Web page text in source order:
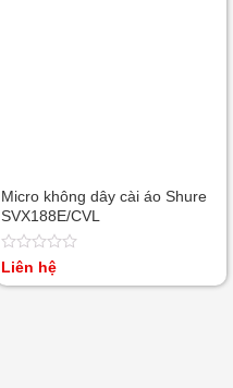
Micro không dây cài áo Shure
SVX188E/CVL
Được
Liên hệ